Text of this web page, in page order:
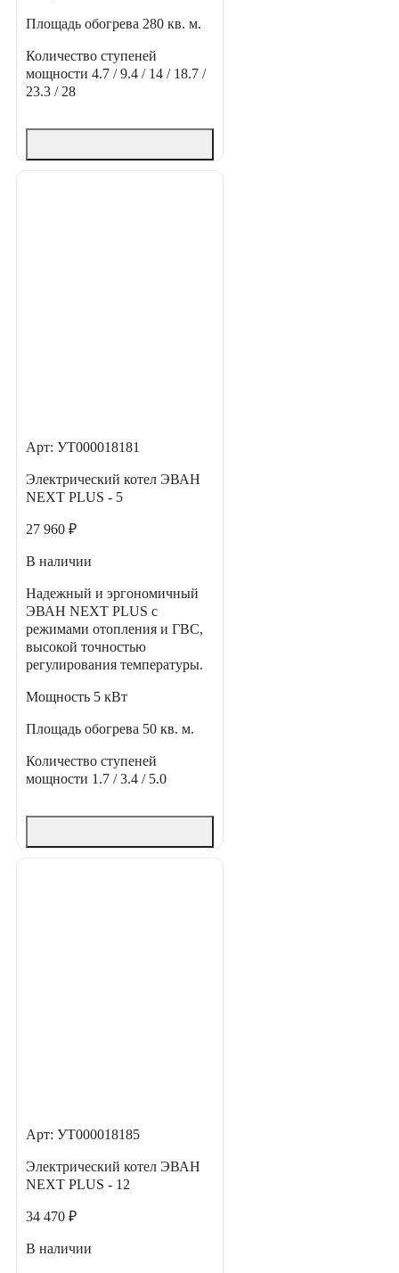
Площадь обогрева 280 кв. м.
Количество ступеней
мощности 4.7 / 9.4 / 14 / 18.7 /
23.3 / 28
Арт: УТ000018181
Электрический котел ЭВАН
NEXT PLUS - 5
27 960 ₽
В наличии
Надежный и эргономичный
ЭВАН NEXT PLUS с
режимами отопления и ГВС,
высокой точностью
регулирования температуры.
Мощность 5 кВт
Площадь обогрева 50 кв. м.
Количество ступеней
мощности 1.7 / 3.4 / 5.0
Арт: УТ000018185
Электрический котел ЭВАН
NEXT PLUS - 12
34 470 ₽
В наличии